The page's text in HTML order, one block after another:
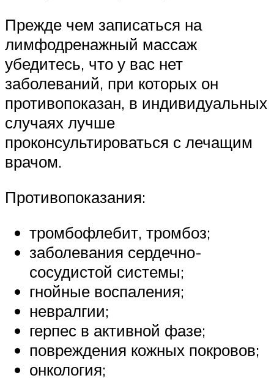
Прежде чем записаться на
лимфодренажный массаж
убедитесь, что у вас нет
заболеваний, при которых он
противопоказан, в индивидуальных
случаях лучше
проконсультироваться с лечащим
врачом.
Противопоказания:
тромбофлебит, тромбоз;
заболевания сердечно-
сосудистой системы;
гнойные воспаления;
невралгии;
герпес в активной фазе;
повреждения кожных покровов;
онкология;